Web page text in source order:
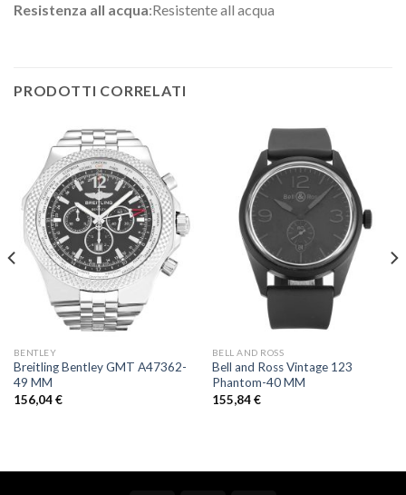
Resistenza all acqua:Resistente all acqua
PRODOTTI CORRELATI
BENTLEY
Breitling Bentley GMT A47362-
49 MM
156,04€
BELL AND ROSS
Bell and Ross Vintage 123
Phantom-40 MM
155,84€